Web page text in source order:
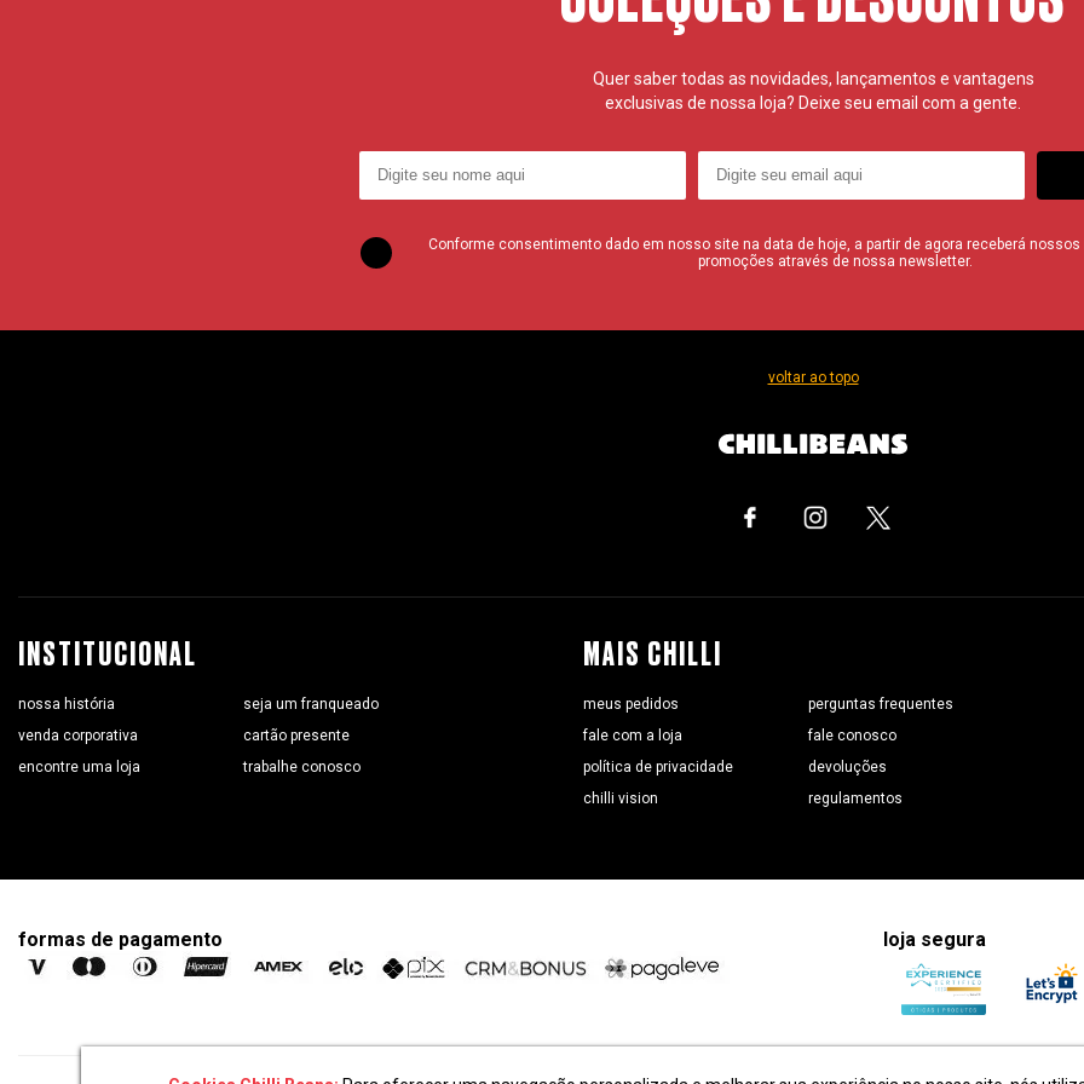
Quer saber todas as novidades, lançamentos e vantagens
exclusivas de nossa loja? Deixe seu email com a gente.
Conforme consentimento dado em nosso site na data de hoje, a partir de agora receberá
promoções através de nossa newsletter.
voltar ao topo
INSTITUCIONAL
nossa história
seja um franqueado
venda corporativa
cartão presente
encontre uma loja
trabalhe conosco
MAIS CHILLI
meus pedidos
perguntas frequentes
fale com a loja
fale conosco
política de privacidade
devoluções
chilli vision
regulamentos
formas de pagamento loja segura